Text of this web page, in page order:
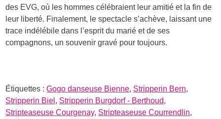
des EVG, où les hommes célébraient leur amitié et la fin de
leur liberté. Finalement, le spectacle s’achève, laissant une
trace indélébile dans l’esprit du marié et de ses
compagnons, un souvenir gravé pour toujours.
Étiquettes :Gogo danseuse Bienne, Stripperin Bern,
Stripperin Biel , Stripperin Burgdorf - Berthoud,
Stripteaseuse Courgenay, Stripteaseuse Courrendlin,